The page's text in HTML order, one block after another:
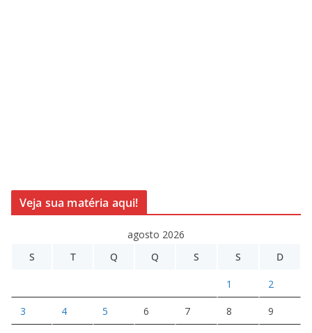
Veja sua matéria aqui!
agosto 2026
S
T Q Q S S D
1 2
3 4 5 6 7 8 9